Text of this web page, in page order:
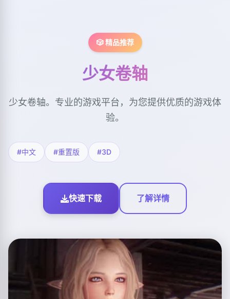
🎲 精品推荐
少女卷轴
少女卷轴。专业的游戏平台，为您提供优质的游戏体
验。
#中文 #重置版 #3D
快速下载 了解详情